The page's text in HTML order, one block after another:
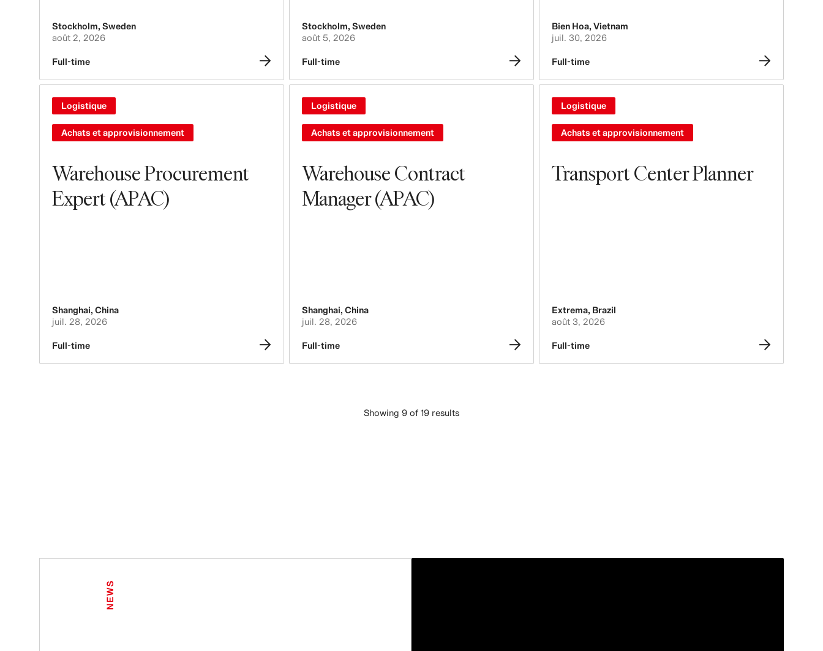
Stockholm, Sweden
août 2, 2026
Full-time
Stockholm, Sweden
août 5, 2026
Full-time
Bien Hoa, Vietnam
juil. 30, 2026
Full-time
Warehouse Procurement
Expert (APAC)
Logistique
Achats et approvisionnement
Shanghai, China
juil. 28, 2026
Full-time
Warehouse Contract
Manager (APAC)
Logistique
Achats et approvisionnement
Shanghai, China
juil. 28, 2026
Full-time
Transport Center Planner
Logistique
Achats et approvisionnement
Extrema, Brazil
août 3, 2026
Full-time
Showing 9 of 19 results
NEWS